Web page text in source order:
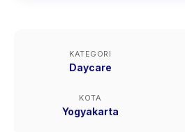
KATEGORI
Daycare
KOTA
Yogyakarta